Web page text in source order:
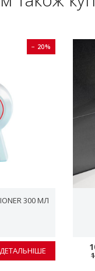
− 20%
300 МЛ
ДЕТАЛЬНІШЕ